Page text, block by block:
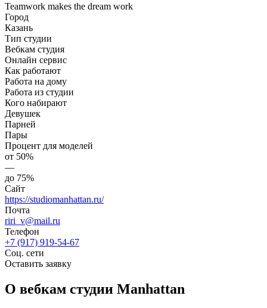
Teamwork makes the dream work
Город
Казань
Тип студии
Вебкам студия
Онлайн сервис
Как работают
Работа на дому
Работа из студии
Кого набирают
Девушек
Парней
Пары
Процент для моделей
от 50%
—
до 75%
Сайт
https://studiomanhattan.ru/
Почта
riri_v@mail.ru
Телефон
+7 (917) 919-54-67
Соц. сети
Оставить заявку
О вебкам студии Manhattan